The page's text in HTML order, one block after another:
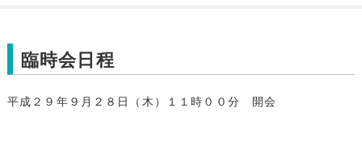
臨時会日程
平成２９年９月２８日（木）１１時００分 開会